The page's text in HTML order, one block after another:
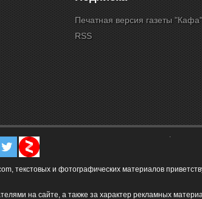
Печатная версия газеты "Кафа"
RSS
и фотографических материалов
на сайте, а также за характер рекламных